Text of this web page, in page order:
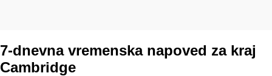
7-dnevna vremenska napoved za kraj
Cambridge